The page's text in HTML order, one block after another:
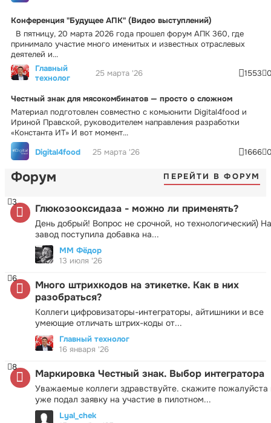
Конференция "Будущее АПК" (Видео выступлений)
В пятницу, 20 марта 2026 года прошел форум АПК 360, где
принимало участие много именитых и известных отраслевых
деятелей и...
Главный
технолог
25 марта '26 1553
Честный знак для мясокомбинатов — просто о сложном
Материал подготовлен совместно с комьюнити Digital4food и
Ириной Правской, руководителем направления разработки
«Константа ИТ» И вот момент...
Digital4food
25 марта '26 1666
Форум ПЕРЕЙТИ В ФОРУМ
Глюкозооксидаза - можно ли применять?
День добрый! Вопрос не срочной, но технологический) На
завод поступила добавка на...
3
ММ Фёдор
13 июля '26
Много штрихкодов на этикетке. Как в них
разобраться?
Коллеги цифровизаторы-интеграторы, айтишники и все
умеющие отличать штрих-коды от...
6
Главный технолог
16 января '26
Маркировка Честный знак. Выбор интегратора
Уважаемые коллеги здравствуйте. скажите пожалуйста
уже подал заявку на участие в пилотном...
8
Lyal_chek